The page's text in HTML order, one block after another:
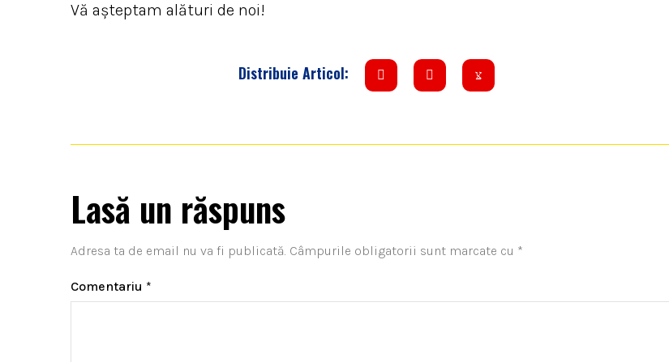
Vă așteptam alături de noi!
Distribuie Articol:
Lasă un răspuns
Adresa ta de email nu va fi publicată. Câmpurile obligatorii sunt marcate cu *
Comentariu *